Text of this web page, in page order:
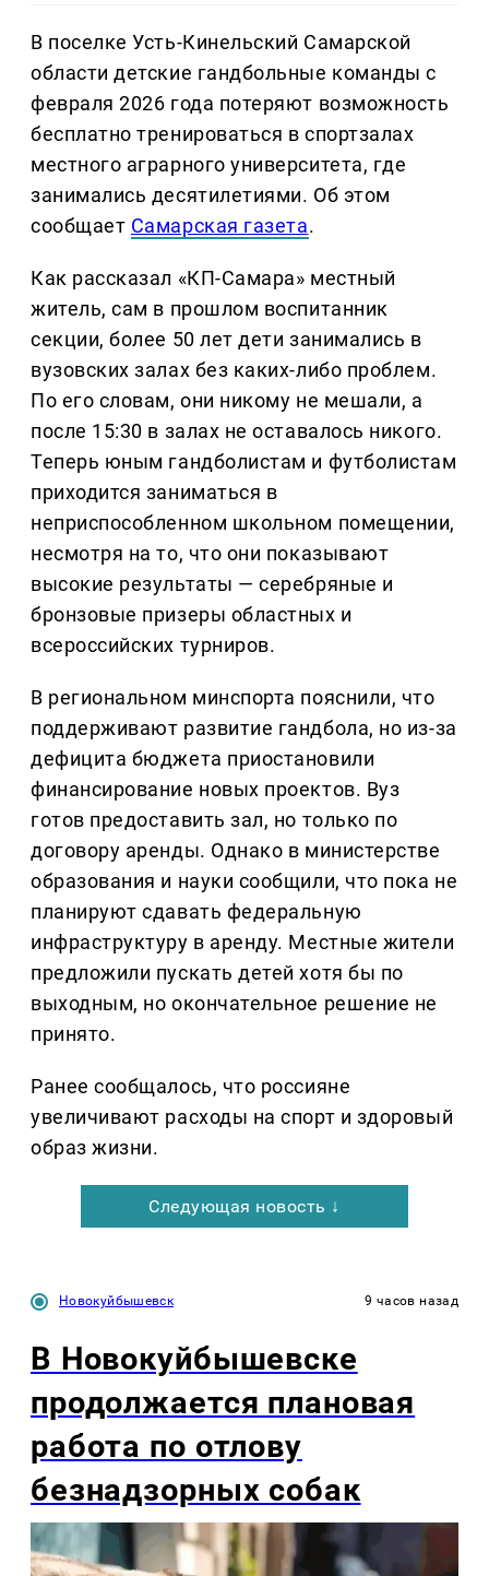
В поселке Усть-Кинельский Самарской
области детские гандбольные команды с
февраля 2026 года потеряют возможность
бесплатно тренироваться в спортзалах
местного аграрного университета, где
занимались десятилетиями. Об этом
сообщает Самарская газета.
Как рассказал «КП-Самара» местный
житель, сам в прошлом воспитанник
секции, более 50 лет дети занимались в
вузовских залах без каких-либо проблем.
По его словам, они никому не мешали, а
после 15:30 в залах не оставалось никого.
Теперь юным гандболистам и футболистам
приходится заниматься в
неприспособленном школьном помещении,
несмотря на то, что они показывают
высокие результаты — серебряные и
бронзовые призеры областных и
всероссийских турниров.
В региональном минспорта пояснили, что
поддерживают развитие гандбола, но из-за
дефицита бюджета приостановили
финансирование новых проектов. Вуз
готов предоставить зал, но только по
договору аренды. Однако в министерстве
образования и науки сообщили, что пока не
планируют сдавать федеральную
инфраструктуру в аренду. Местные жители
предложили пускать детей хотя бы по
выходным, но окончательное решение не
принято.
Ранее сообщалось, что россияне
увеличивают расходы на спорт и здоровый
образ жизни.
Следующая новость ↓
Новокуйбышевск 9 часов назад
В Новокуйбышевске
продолжается плановая
работа по отлову
безнадзорных собак